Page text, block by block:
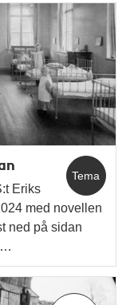
Tema
Eriks
med novellen
ned på sidan